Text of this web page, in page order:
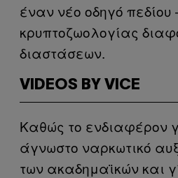
έναν νέο οδηγό πεδίου
κρυπτοζωολογίας
διαστάσεων.
VIDEOS BY VICE
Καθώς το ενδιαφέρον
άγνωστο ναρκωτικό
των ακαδημαϊκών και